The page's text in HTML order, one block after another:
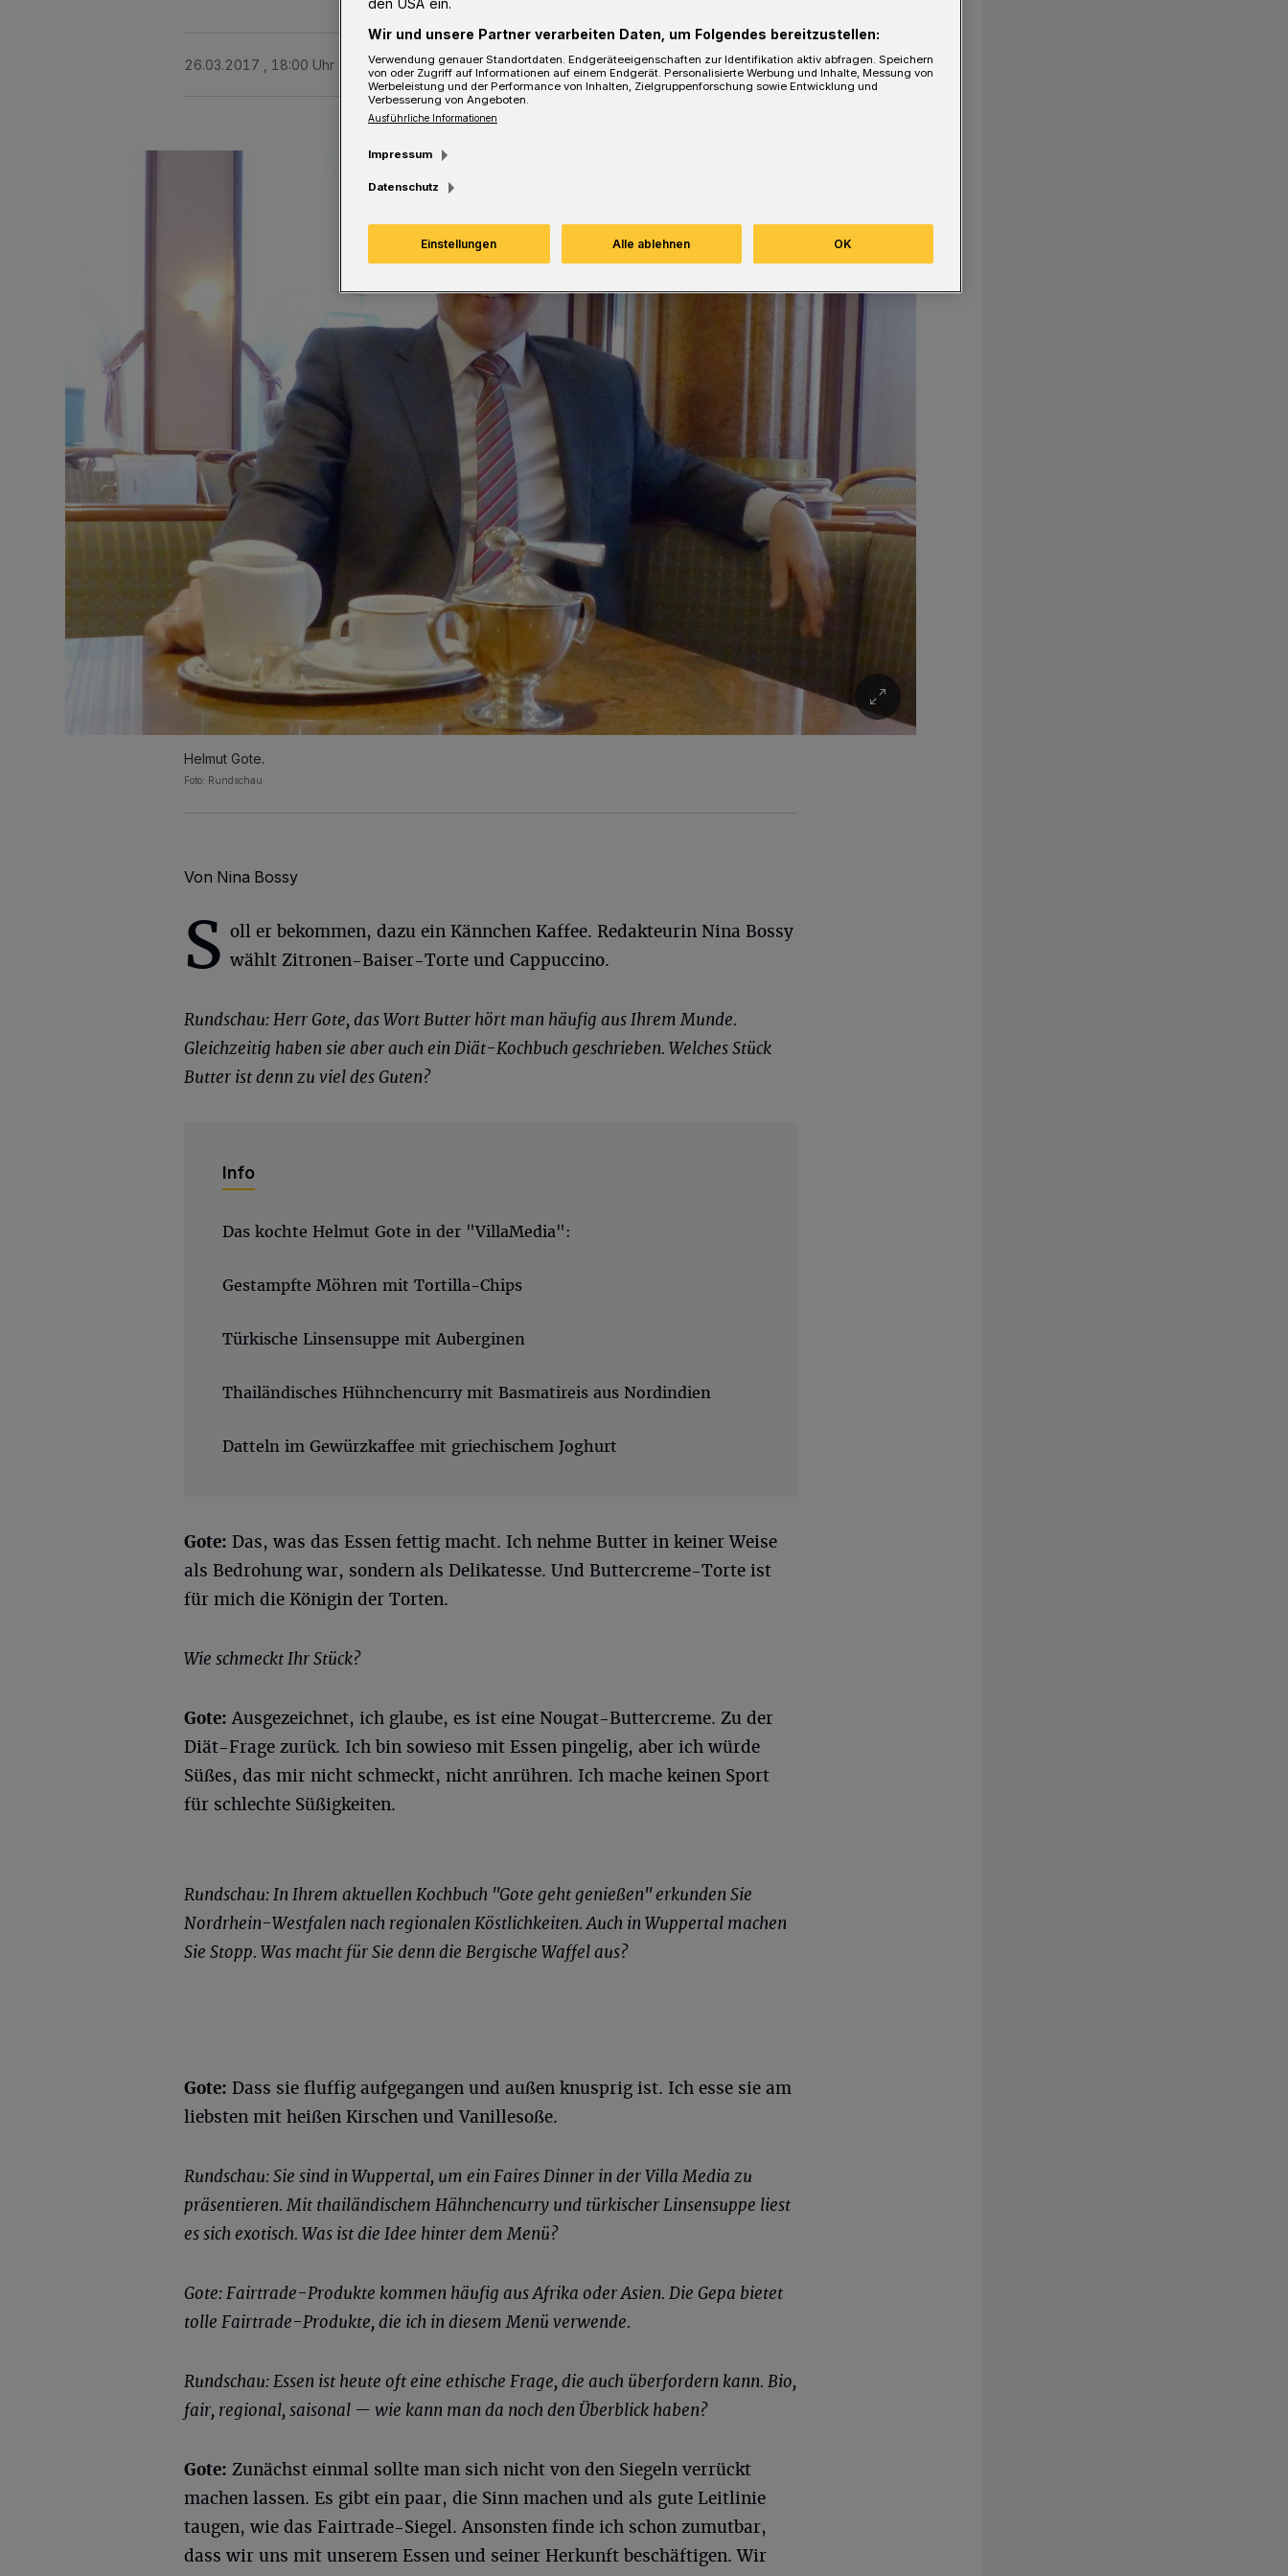
26.03.2017 , 18:00 Uhr 3 Minuten Lesezeit
Helmut Gote.
Foto: Rundschau
Von Nina Bossy
S oll er bekommen, dazu ein Kännchen Kaffee. Redakteurin Nina Bossy
wählt Zitronen-Baiser-Torte und Cappuccino.
Rundschau: Herr Gote, das Wort Butter hört man häufig aus Ihrem Munde.
Gleichzeitig haben sie aber auch ein Diät-Kochbuch geschrieben. Welches Stück
Butter ist denn zu viel des Guten?
Info
Das kochte Helmut Gote in der "VillaMedia":
Gestampfte Möhren mit Tortilla-Chips
Türkische Linsensuppe mit Auberginen
Thailändisches Hühnchencurry mit Basmatireis aus Nordindien
Datteln im Gewürzkaffee mit griechischem Joghurt
Gote: Das, was das Essen fettig macht. Ich nehme Butter in keiner Weise
als Bedrohung war, sondern als Delikatesse. Und Buttercreme-Torte ist
für mich die Königin der Torten.
Wie schmeckt Ihr Stück?
Gote: Ausgezeichnet, ich glaube, es ist eine Nougat-Buttercreme. Zu der
Diät-Frage zurück. Ich bin sowieso mit Essen pingelig, aber ich würde
Süßes, das mir nicht schmeckt, nicht anrühren. Ich mache keinen Sport
für schlechte Süßigkeiten.
Rundschau: In Ihrem aktuellen Kochbuch "Gote geht genießen" erkunden Sie
Nordrhein-Westfalen nach regionalen Köstlichkeiten. Auch in Wuppertal machen
Sie Stopp. Was macht für Sie denn die Bergische Waffel aus?
Gote: Dass sie fluffig aufgegangen und außen knusprig ist. Ich esse sie am
liebsten mit heißen Kirschen und Vanillesoße.
Rundschau: Sie sind in Wuppertal, um ein Faires Dinner in der Villa Media zu
präsentieren. Mit thailändischem Hähnchencurry und türkischer Linsensuppe liest
es sich exotisch. Was ist die Idee hinter dem Menü?
Gote: Fairtrade-Produkte kommen häufig aus Afrika oder Asien. Die Gepa bietet
tolle Fairtrade-Produkte, die ich in diesem Menü verwende.
Rundschau: Essen ist heute oft eine ethische Frage, die auch überfordern kann. Bio,
fair, regional, saisonal — wie kann man da noch den Überblick haben?
Gote: Zunächst einmal sollte man sich nicht von den Siegeln verrückt
machen lassen. Es gibt ein paar, die Sinn machen und als gute Leitlinie
taugen, wie das Fairtrade-Siegel. Ansonsten finde ich schon zumutbar,
dass wir uns mit unserem Essen und seiner Herkunft beschäftigen. Wir
den USA ein.
Wir und unsere Partner verarbeiten Daten, um Folgendes bereitzustellen:
Verwendung genauer Standortdaten. Endgeräteeigenschaften zur Identifikation aktiv abfragen. Speichern
von oder Zugriff auf Informationen auf einem Endgerät. Personalisierte Werbung und Inhalte, Messung von
Werbeleistung und der Performance von Inhalten, Zielgruppenforschung sowie Entwicklung und
Verbesserung von Angeboten.
Ausführliche Informationen
Impressum
Datenschutz
Einstellungen Alle ablehnen OK